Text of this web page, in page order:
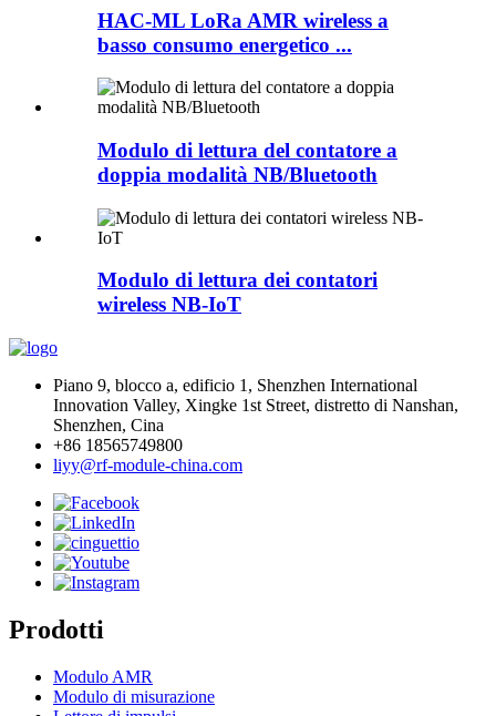
HAC-ML LoRa AMR wireless a
basso consumo energetico ...
Modulo di lettura del contatore a
doppia modalità NB/Bluetooth
Modulo di lettura dei contatori
wireless NB-IoT
Piano 9, blocco a, edificio 1, Shenzhen International
Innovation Valley, Xingke 1st Street, distretto di Nanshan,
Shenzhen, Cina
+86 18565749800
liyy@rf-module-china.com
Prodotti
Modulo AMR
Modulo di misurazione